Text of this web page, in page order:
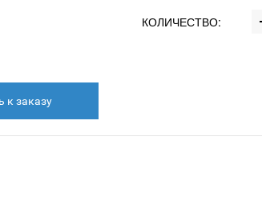
КОЛИЧЕСТВО:
к заказу